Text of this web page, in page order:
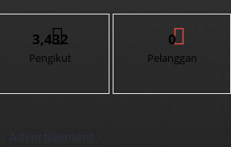
3,432
Pengikut
0
Pelanggan
- Advertisement -